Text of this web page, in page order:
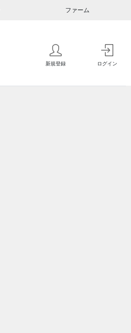
ファーム
新規登録 ログイン